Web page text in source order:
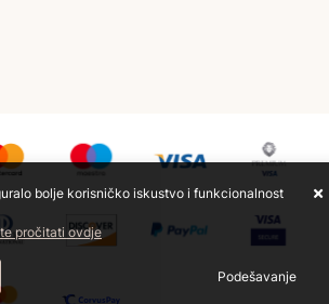
bolje korisničko iskustvo i funkcionalnost
pročitati ovdje
Podešavanje